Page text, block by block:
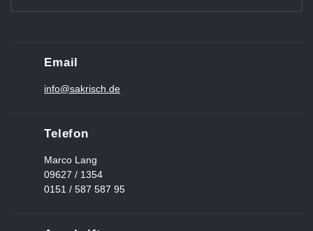
Email
info@sakrisch.de
Telefon
Marco Lang
09627 / 1354
0151 / 587 587 95